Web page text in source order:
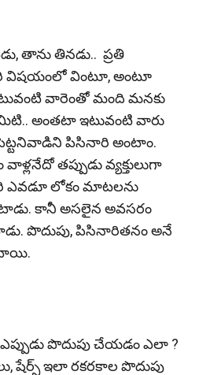
తాను తినడు.. ప్రతి
విష‌యంలో వింటూ, అంటూ
వారెంతో మంది మ‌న‌కు
అంత‌టా ఇటువంటి వారు
పిసినారి అంటాం.
తప్పుడు వ్యక్తులుగా
ఎవడూ లోకం మాటలను
కానీ అసలైన అవసరం
పొదుపు, పిసినారితనం అనే
ఎప్పుడు పొదుపు చేయడం ఎలా ?
షేర్స్ ఇలా రకరకాల పొదుపు